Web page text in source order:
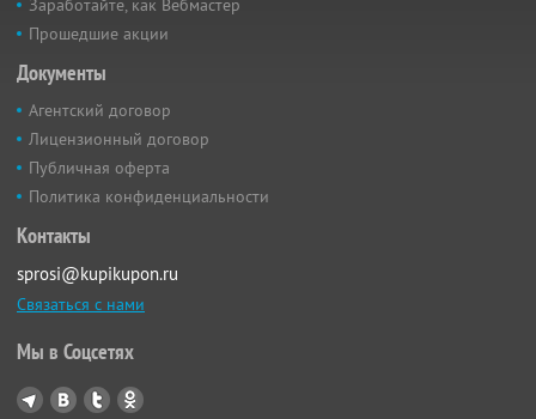
Заработайте, как Вебмастер
Прошедшие акции
Документы
Агентский договор
Лицензионный договор
Публичная оферта
Политика конфиденциальности
Контакты
sprosi@kupikupon.ru
Связаться с нами
Мы в Соцсетях